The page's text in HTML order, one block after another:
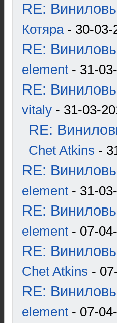
RE:
Котяра- 30-03-
RE:
element - 31-
RE:
vitaly - 31-03-
RE:
Chet Atkins -
RE:
element - 31-
RE:
element - 07-
RE:
Chet Atkins -
RE:
element - 07-